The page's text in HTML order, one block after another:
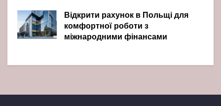
Відкрити рахунок в Польщі для
комфортної роботи з
міжнародними фінансами